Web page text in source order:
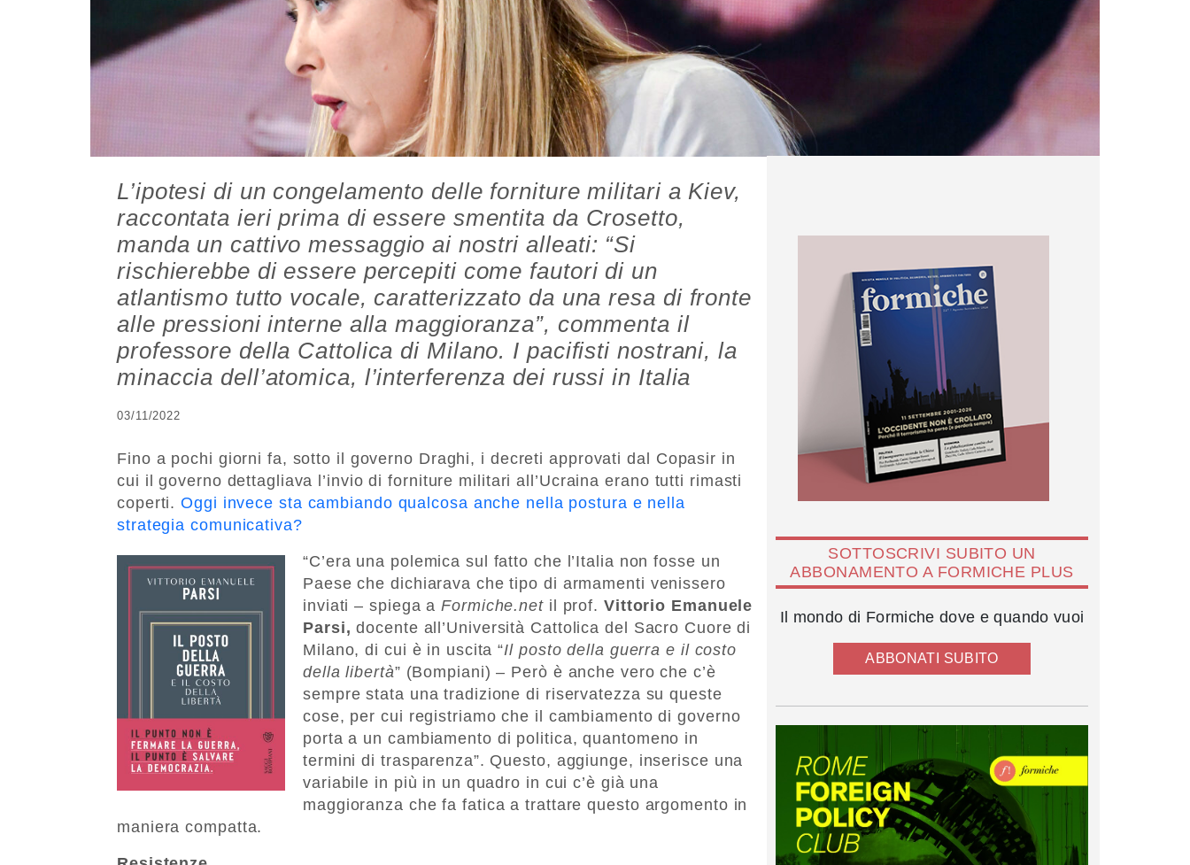
L’ipotesi di un congelamento delle forniture militari a Kiev,
raccontata ieri prima di essere smentita da Crosetto,
manda un cattivo messaggio ai nostri alleati: “Si
rischierebbe di essere percepiti come fautori di un
atlantismo tutto vocale, caratterizzato da una resa di fronte
alle pressioni interne alla maggioranza”, commenta il
professore della Cattolica di Milano. I pacifisti nostrani, la
minaccia dell’atomica, l’interferenza dei russi in Italia
03/11/2022
Fino a pochi giorni fa, sotto il governo Draghi, i decreti approvati dal Copasir in
cui il governo dettagliava l’invio di forniture militari all’Ucraina erano tutti rimasti
coperti.Oggi invece sta cambiando qualcosa anche nella postura e nella
strategia comunicativa?
“C’era una polemica sul fatto che l’Italia non fosse un
Paese che dichiarava che tipo di armamenti venissero
inviati – spiega aFormiche.netil prof. Vittorio Emanuele
Parsi, docente all’Università Cattolica del Sacro Cuore di
Milano, di cui è in uscita “Il posto della guerra e il costo
della libertà” (Bompiani) – Però è anche vero che c’è
sempre stata una tradizione di riservatezza su queste
cose, per cui registriamo che il cambiamento di governo
porta a un cambiamento di politica, quantomeno in
termini di trasparenza”. Questo, aggiunge, inserisce una
variabile in più in un quadro in cui c’è già una
maggioranza che fa fatica a trattare questo argomento in
maniera compatta.
SOTTOSCRIVI SUBITO UN
ABBONAMENTO A FORMICHE PLUS
Il mondo di Formiche dove e quando vuoi
ABBONATI SUBITO